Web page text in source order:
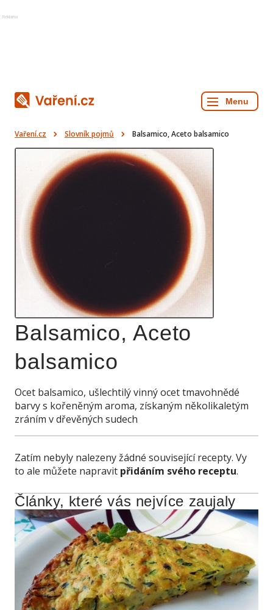
Reklama
Vaření.cz Slovník pojmů Balsamico, Aceto balsamico
Balsamico, Aceto
balsamico
Ocet balsamico, ušlechtilý vinný ocet tmavohnědé
barvy s kořeněným aroma, získaným několikaletým
zráním v dřevěných sudech
Zatím nebyly nalezeny žádné související recepty. Vy
to ale můžete napravit přidáním svého receptu.
Články, které vás nejvíce zaujaly